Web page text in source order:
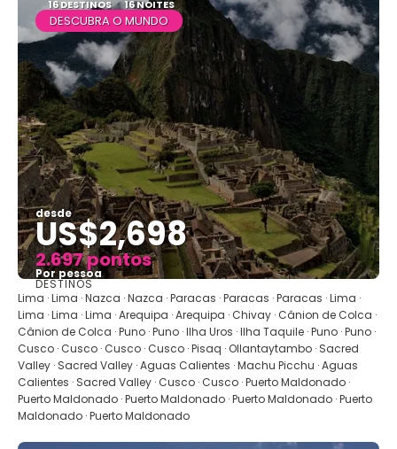
16 DESTINOS 16 NOITES
DESCUBRA O MUNDO
desde
US$2,698
2.697 pontos
Por pessoa
Vejo
DESTINOS
Lima · Lima · Nazca · Nazca · Paracas · Paracas · Paracas · Lima ·
Lima · Lima · Lima · Arequipa · Arequipa · Chivay · Cânion de Colca ·
Cânion de Colca · Puno · Puno · Ilha Uros · Ilha Taquile · Puno · Puno ·
Cusco · Cusco · Cusco · Cusco · Pisaq · Ollantaytambo · Sacred
Valley · Sacred Valley · Aguas Calientes · Machu Picchu · Aguas
Calientes · Sacred Valley · Cusco · Cusco · Puerto Maldonado ·
Puerto Maldonado · Puerto Maldonado · Puerto Maldonado · Puerto
Maldonado · Puerto Maldonado